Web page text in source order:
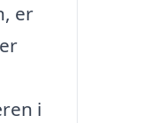
er
i